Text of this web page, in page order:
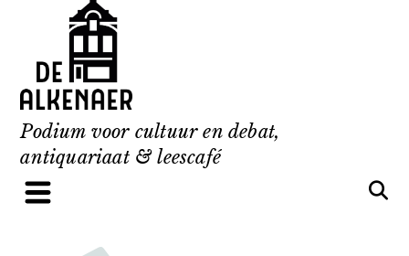
content
Podium voor cultuur en debat,
antiquariaat & leescafé